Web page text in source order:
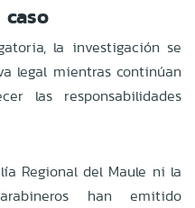
la investigación se
legal mientras continúan
las responsabilidades
Regional del Maule ni la
han emitido